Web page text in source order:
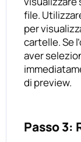
file.
per
cartelle. Se
aver
di preview.
Passo 3: